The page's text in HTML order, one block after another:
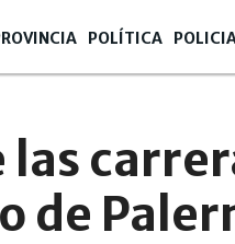
POLÍTICA
de